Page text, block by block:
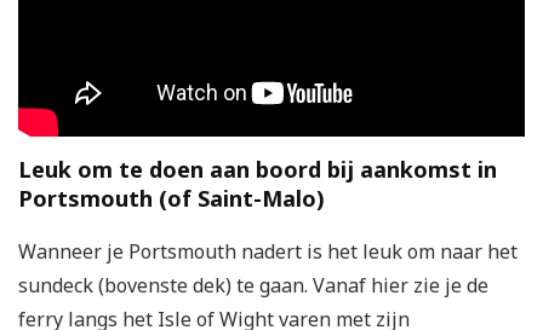
Leuk om te doen aan boord bij aankomst in
Portsmouth (of Saint-Malo)
Wanneer je Portsmouth nadert is het leuk om naar het
sundeck (bovenste dek) te gaan. Vanaf hier zie je de
ferry langs het Isle of Wight varen met zijn